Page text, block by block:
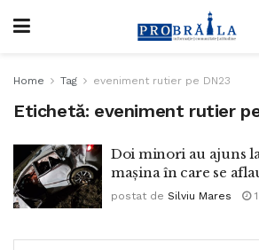
Home Tag eveniment rutier pe DN23
Etichetă: eveniment rutier
Doi minori au ajuns
mașina în care se
postat de Silviu Mares